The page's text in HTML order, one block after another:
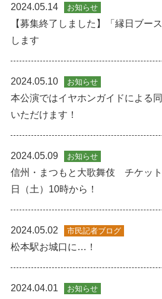
2024.05.14 お知らせ
【募集終了しました】「縁日ブー
します
2024.05.10 お知らせ
本公演ではイヤホンガイドによる
いただけます！
2024.05.09 お知らせ
信州・まつもと大歌舞伎 チケッ
日（土）10時から！
2024.05.02 市民記者ブログ
松本駅お城口に…！
2024.04.01 お知らせ